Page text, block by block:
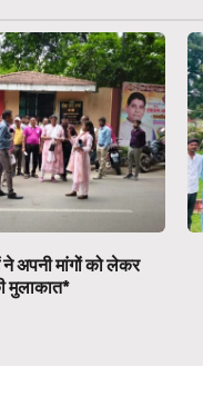
अपनी मांगों को लेकर
मुलाकात*